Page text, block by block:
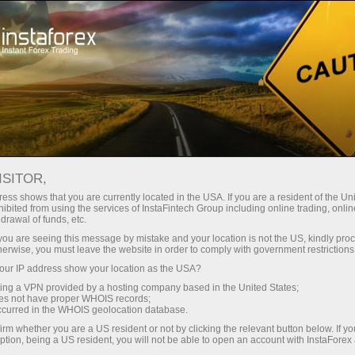
З InstaForex ви отримуєте доступ
можливостей: кредитне плече до
1:5000, одні з найкращих
спредів та комісій на ринку, а
також привабливі умови для
торгівлі акціями та індексами
Мінімальні спреди - максимум
Бонус 30% на кожен депозит
Швидкість
у трейдингу і на трасі
shows that you are currently located in the USA. If you are a resident of the
from using the services of InstaFintech Group including online trading,
of funds, etc.
are seeing this message by mistake and your location is not the US, kindly
you must leave the website in order to comply with government
IP address show your location as the USA?
a VPN provided by a hosting company based in the United States;
not have proper WHOIS records;
in the WHOIS geolocation database.
whether you are a US resident or not by clicking the relevant button below. If
being a US resident, you will not be able to open an account with InstaForex